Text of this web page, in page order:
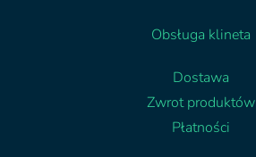
Obsługa klineta
Dostawa
Zwrot produktów
Płatności